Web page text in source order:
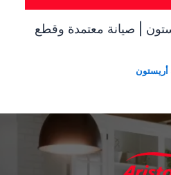
| صيانة معتمدة وقطع
أريستون